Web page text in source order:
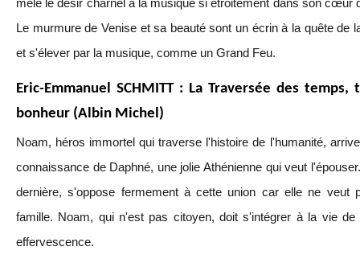
mêle le désir charnel à la musique si étroitement dans son cœur
Le murmure de Venise et sa beauté sont un écrin à la quête de
et s'élever par la musique, comme un Grand Feu.
Eric-Emmanuel SCHMITT : La Traversée des
bonheur (Albin Michel)
Noam, héros immortel qui traverse l'histoire de l'humanité,
connaissance de Daphné, une jolie Athénienne qui veut
dernière, s'oppose fermement à cette union car elle ne veut
famille. Noam, qui n'est pas citoyen, doit s'intégrer à la vie
effervescence.